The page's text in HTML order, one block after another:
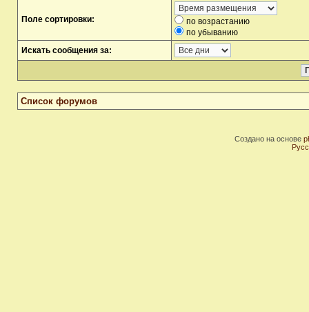
Поле сортировки:
по возрастанию
по убыванию
Искать сообщения за:
Список форумов
Создано на основе